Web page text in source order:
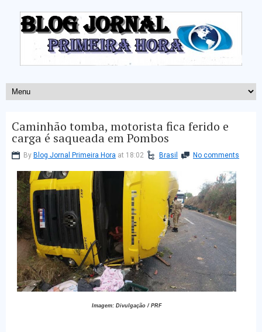
Caminhão tomba, motorista fica ferido e
carga é saqueada em Pombos
By Blog Jornal Primeira Hora at 18:02 Brasil No comments
Imagem: Divulgação / PRF